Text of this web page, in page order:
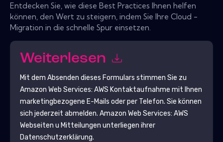
Entdecken Sie, wie diese Best Practices Ihnen helfen
können, den Wert zu steigern, indem Sie Ihre Cloud -
Migration in die schnelle Spur einsetzen.
Weiterlesen
Mit dem Absenden dieses Formulars stimmen Sie zu
Amazon Web Services: AWS Kontaktaufnahme mit Ihnen
marketingbezogene E-Mails oder per Telefon. Sie können
sich jederzeit abmelden. Amazon Web Services: AWS
Webseiten u Mitteilungen unterliegen ihrer
Datenschutzerklärung.